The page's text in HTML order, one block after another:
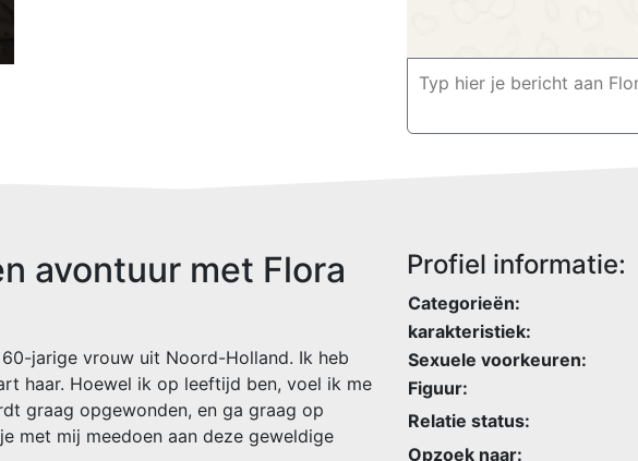
avontuur met Flora
jarige vrouw uit Noord-Holland. Ik heb
haar. Hoewel ik op leeftijd ben, voel ik me
graag opgewonden, en ga graag op
met mij meedoen aan deze geweldige
Profiel informatie:
Categorieën:
karakteristiek:
Sexuele voorkeuren:
Figuur:
Relatie status:
Opzoek naar: